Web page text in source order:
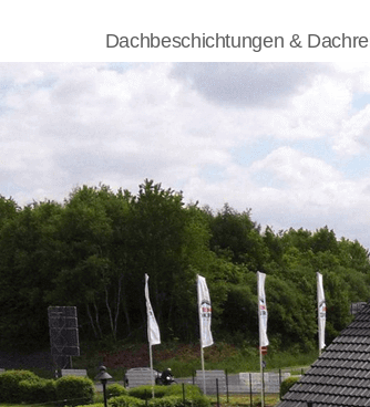
Dachbeschichtungen &